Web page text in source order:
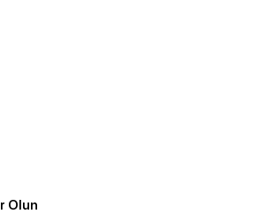
Olun